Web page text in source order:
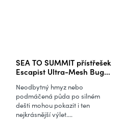
SEA TO SUMMIT přístřešek
Escapist Ultra-Mesh Bug
Neodbytný hmyz nebo
podmáčená půda po silném
dešti mohou pokazit i ten
nejkrásnější výlet....